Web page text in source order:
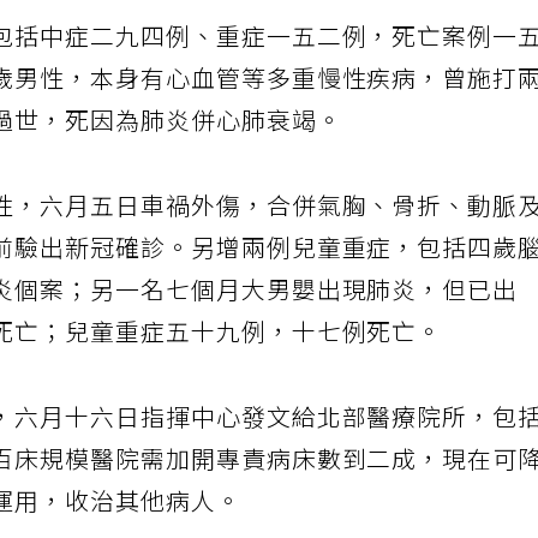
中症二九四例、重症一五二例，死亡案例一
性，本身有心血管等多重慢性疾病，曾施打
，死因為肺炎併心肺衰竭。
六月五日車禍外傷，合併氣胸、骨折、動脈
出新冠確診。另增兩例兒童重症，包括四歲
案；另一名七個月大男嬰出現肺炎，但已出
；兒童重症五十九例，十七例死亡。
月十六日指揮中心發文給北部醫療院所，包
床規模醫院需加開專責病床數到二成，現在可
，收治其他病人。